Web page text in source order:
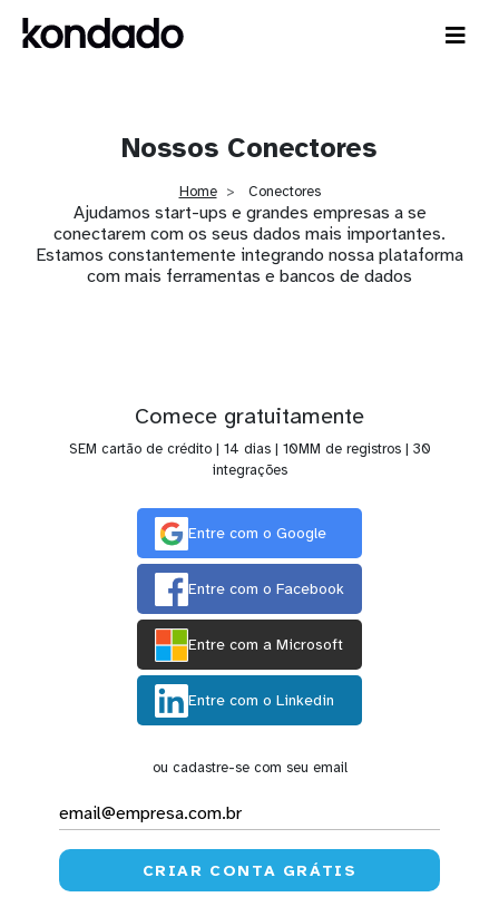
Nossos Conectores
Home Conectores
Ajudamos start-ups e grandes empresas a se
conectarem com os seus dados mais importantes.
Estamos constantemente integrando nossa plataforma
com mais ferramentas e bancos de dados
Comece gratuitamente
SEM cartão de crédito | 14 dias | 10MM de registros | 30
integrações
Entre com o Google
Entre com o Facebook
Entre com a Microsoft
Entre com o Linkedin
ou cadastre-se com seu email